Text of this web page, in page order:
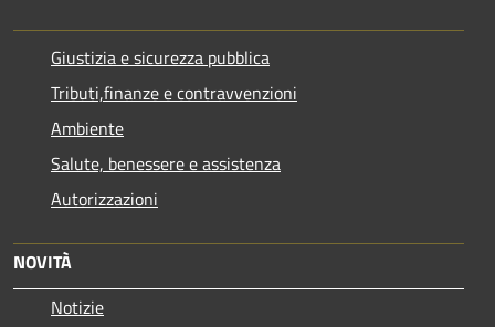
Giustizia e sicurezza pubblica
Tributi,finanze e contravvenzioni
Ambiente
Salute, benessere e assistenza
Autorizzazioni
NOVITÀ
Notizie